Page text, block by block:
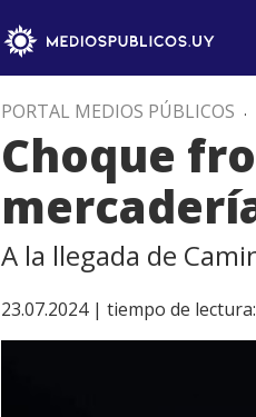
PORTAL MEDIOS PÚBLICOS .
Choque
A la llegada de
23.07.2024 | tiempo de lectura: